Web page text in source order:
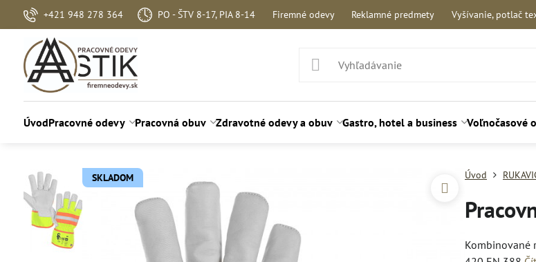
+421 948 278 364 PO - ŠTV 8-17, PIA 8-14 Firemné odevy Reklamné predmety Vyšívanie, potlač
ÚvodPracovné odevy Pracovná obuv Zdravotné odevy a obuv Gastro, hotel a business Voľnočasové
SKLADOM Úvod
Kombinované